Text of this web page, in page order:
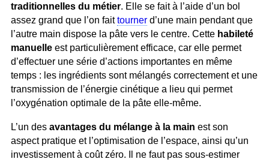
traditionnelles du métier. Elle se fait à l’aide d’un bol
assez grand que l’on faittourner d’une main pendant que
l’autre main dispose la pâte vers le centre. Cette habileté
manuelle est particulièrement efficace, car elle permet
d’effectuer une série d’actions importantes en même
temps : les ingrédients sont mélangés correctement et une
transmission de l’énergie cinétique a lieu qui permet
l’oxygénation optimale de la pâte elle-même.
L’un des avantages du mélange à la main est son
aspect pratique et l’optimisation de l’espace, ainsi qu’un
investissement à coût zéro. Il ne faut pas sous-estimer